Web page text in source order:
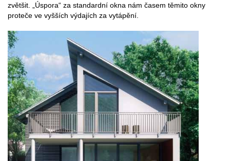
zvětšit. „Úspora“ za standardní okna nám časem těmito okny
proteče ve vyšších výdajích za vytápění.